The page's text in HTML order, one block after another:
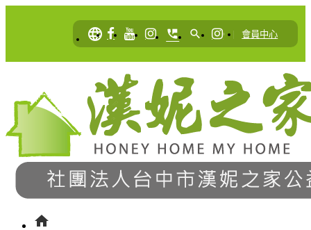
language perm_phone_msg search | 會員中心
home